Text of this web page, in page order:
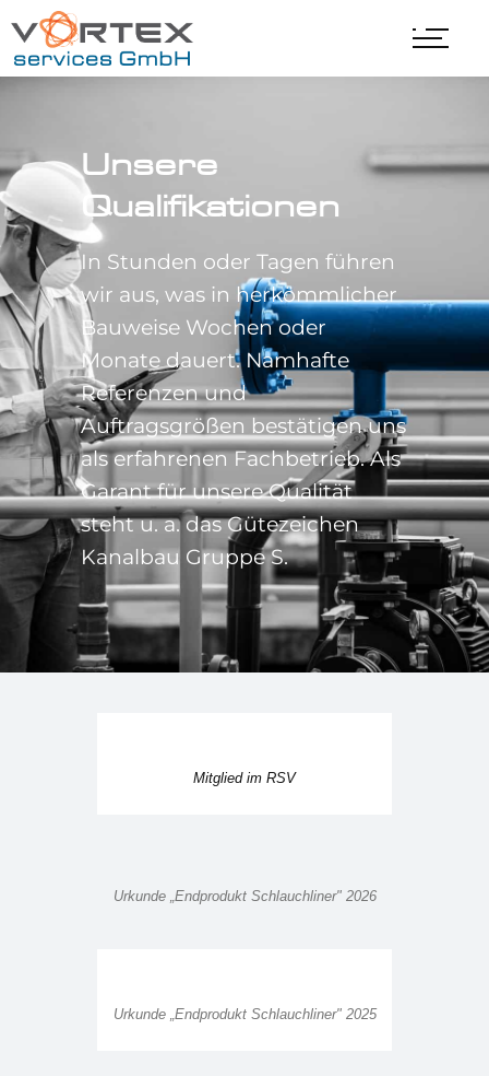
Unsere
Qualifikationen
In Stunden oder Tagen führen
wir aus, was in herkömmlicher
Bauweise Wochen oder
Monate dauert. Namhafte
Referenzen und
Auftragsgrößen bestätigen uns
als erfahrenen Fachbetrieb. Als
Garant für unsere Qualität
steht u. a. das Gütezeichen
Kanalbau Gruppe S.
Mitglied im RSV
Urkunde „Endprodukt Schlauchliner" 2026
Urkunde „Endprodukt Schlauchliner" 2025